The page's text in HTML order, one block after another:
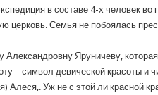
в составе 4-х человек
церковь. Семья не побоялась
Яруничеву,
– символ девической красоты и
Алеся,. Уж не с этой ли красной